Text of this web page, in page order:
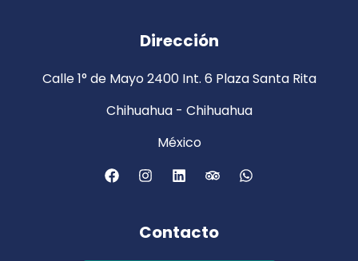
Dirección
Calle 1° de Mayo 2400 Int. 6 Plaza Santa Rita
Chihuahua - Chihuahua
México
Contacto